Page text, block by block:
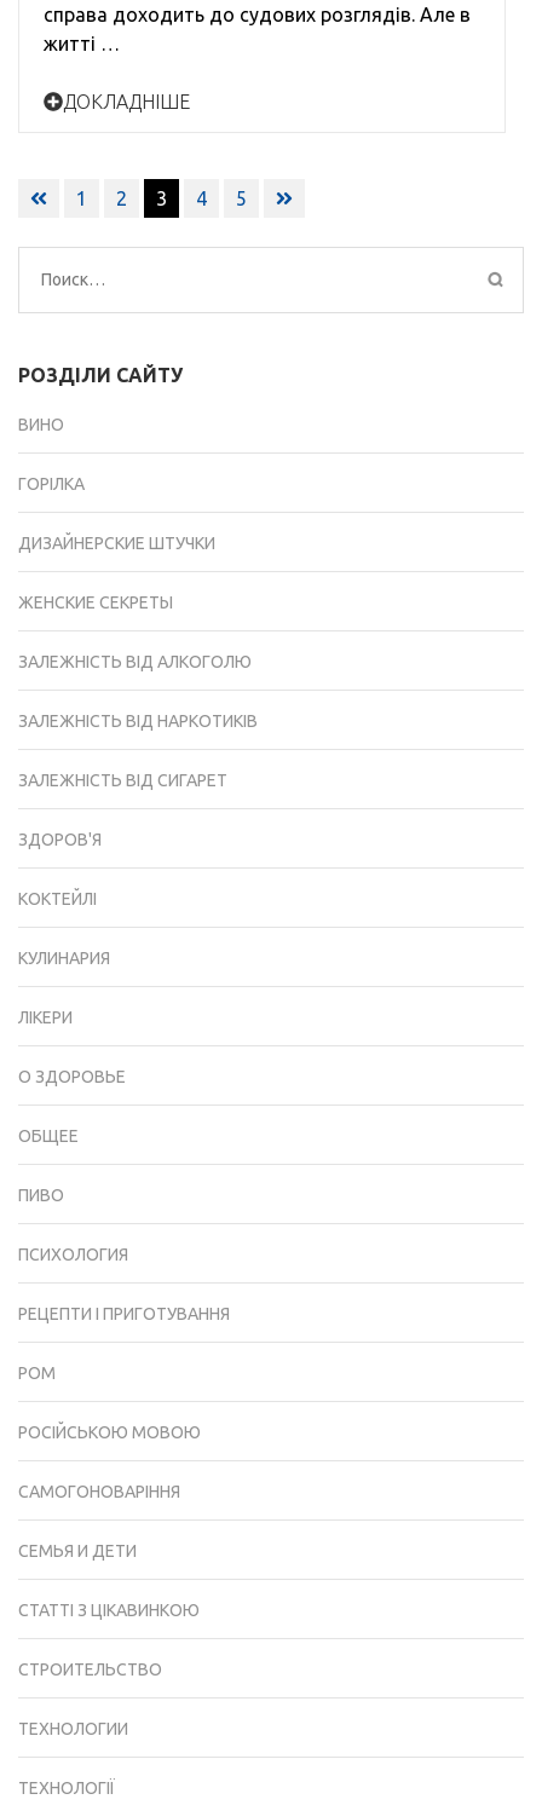
справа доходить до судових розглядів. Але в
житті …
ДОКЛАДНІШЕ
Навигация
записям
1 2 3 4 5
Найти:
РОЗДІЛИ САЙТУ
ВИНО
ГОРІЛКА
ДИЗАЙНЕРСКИЕ ШТУЧКИ
ЖЕНСКИЕ СЕКРЕТЫ
ЗАЛЕЖНІСТЬ ВІД АЛКОГОЛЮ
ЗАЛЕЖНІСТЬ ВІД НАРКОТИКІВ
ЗАЛЕЖНІСТЬ ВІД СИГАРЕТ
ЗДОРОВ'Я
КОКТЕЙЛІ
КУЛИНАРИЯ
ЛІКЕРИ
О ЗДОРОВЬЕ
ОБЩЕЕ
ПИВО
ПСИХОЛОГИЯ
РЕЦЕПТИ І ПРИГОТУВАННЯ
РОМ
РОСІЙСЬКОЮ МОВОЮ
САМОГОНОВАРІННЯ
СЕМЬЯ И ДЕТИ
СТАТТІ З ЦІКАВИНКОЮ
СТРОИТЕЛЬСТВО
ТЕХНОЛОГИИ
ТЕХНОЛОГІЇ